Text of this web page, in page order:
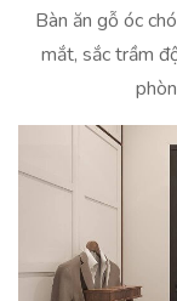
Bàn ăn gỗ óc
mắt, sắc trầm